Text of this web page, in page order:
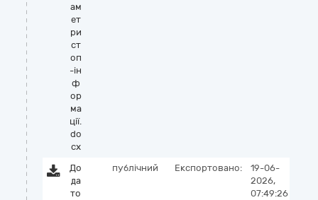
ам
ет
ри
ст
оп
-ін
ф
ор
ма
ції.
do
cx
До
да
то
публічний Експортовано:
19-06-
2026,
07:49:26